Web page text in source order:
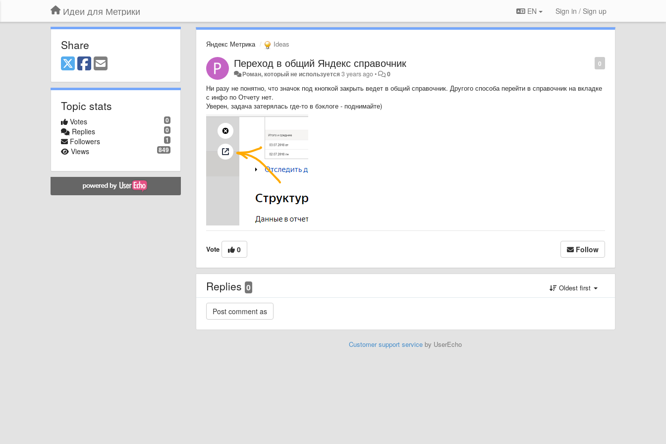
Идеи для Метрики EN Sign in / Sign up
Share
Topic stats
0
Votes
0
Replies
1
Followers
849
Views
Яндекс Метрика Ideas
0
Переход в общий Яндекс справочник
Роман, который не используется3 years ago• 0
Ни разу не понятно, что значок под кнопкой закрыть ведет в общий справочник. Другого способа перейти в справочник на вкладке
с инфо по Отчету нет.
Уверен, задача затерялась где-то в бэклоге - поднимайте)
Vote 0 Follow
Replies 0 Oldest first
Customer support service by UserEcho